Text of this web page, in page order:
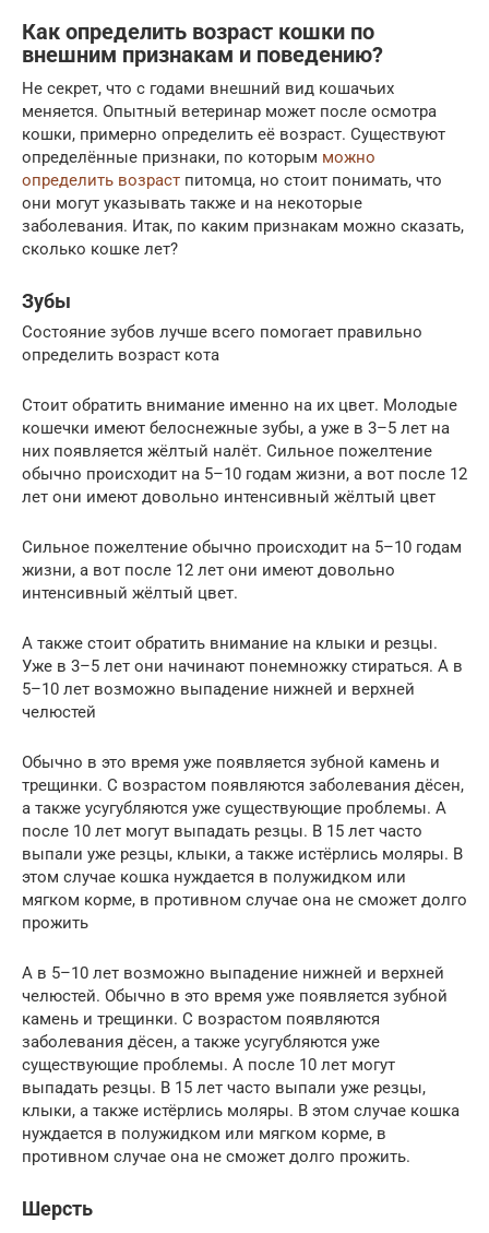
Как определить возраст кошки по
внешним признакам и поведению?
Не секрет, что с годами внешний вид кошачьих
меняется. Опытный ветеринар может после осмотра
кошки, примерно определить её возраст. Существуют
определённые признаки, по которым можно
определить возраст питомца, но стоит понимать, что
они могут указывать также и на некоторые
заболевания. Итак, по каким признакам можно сказать,
сколько кошке лет?
Зубы
Состояние зубов лучше всего помогает правильно
определить возраст кота
Стоит обратить внимание именно на их цвет. Молодые
кошечки имеют белоснежные зубы, а уже в 3–5 лет на
них появляется жёлтый налёт. Сильное пожелтение
обычно происходит на 5–10 годам жизни, а вот после 12
лет они имеют довольно интенсивный жёлтый цвет
Сильное пожелтение обычно происходит на 5–10 годам
жизни, а вот после 12 лет они имеют довольно
интенсивный жёлтый цвет.
А также стоит обратить внимание на клыки и резцы.
Уже в 3–5 лет они начинают понемножку стираться. А в
5–10 лет возможно выпадение нижней и верхней
челюстей
Обычно в это время уже появляется зубной камень и
трещинки. С возрастом появляются заболевания дёсен,
а также усугубляются уже существующие проблемы. А
после 10 лет могут выпадать резцы. В 15 лет часто
выпали уже резцы, клыки, а также истёрлись моляры. В
этом случае кошка нуждается в полужидком или
мягком корме, в противном случае она не сможет долго
прожить
А в 5–10 лет возможно выпадение нижней и верхней
челюстей. Обычно в это время уже появляется зубной
камень и трещинки. С возрастом появляются
заболевания дёсен, а также усугубляются уже
существующие проблемы. А после 10 лет могут
выпадать резцы. В 15 лет часто выпали уже резцы,
клыки, а также истёрлись моляры. В этом случае кошка
нуждается в полужидком или мягком корме, в
противном случае она не сможет долго прожить.
Шерсть